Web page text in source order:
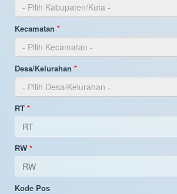
- Pilih Kabupaten/Kota -
Kecamatan
- Pilih Kecamatan -
Desa/Kelurahan
- Pilih Desa/Kelurahan -
RT
RW
Kode Pos